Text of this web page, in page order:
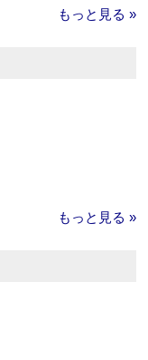
もっと見る »
もっと見る »